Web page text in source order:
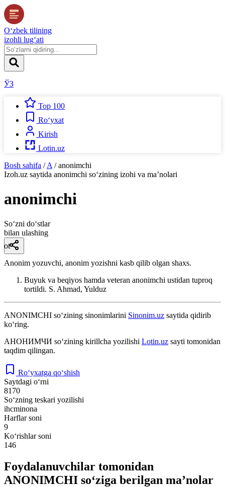
O‘zbek tilining
izohli lug‘ati
ЎЗ
Top 100
Ro‘yxat
Kirish
Lotin.uz
Bosh sahifa / A / anonimchi
Izoh.uz saytida anonimchi so‘zining izohi va ma’nolari
anonimchi
So‘zni do‘stlar
bilan ulashing
ot
Anonim yozuvchi, anonim yozishni kasb qilib olgan shaxs.
Buyuk va beqiyos hamda veteran anonimchi ustidan tuproq
tortildi. S. Ahmad, Yulduz
ANONIMCHI so‘zining sinonimlarini Sinonim.uz saytida qidirib
ko‘ring.
АНОНИМЧИ so‘zining kirillcha yozilishi Lotin.uz sayti tomonidan
taqdim qilingan.
Ro‘yxatga qo‘shish
Saytdagi o‘rni
8170
So‘zning teskari yozilishi
ihcminona
Harflar soni
9
Ko‘rishlar soni
146
Foydalanuvchilar tomonidan
ANONIMCHI so‘ziga berilgan ma’nolar